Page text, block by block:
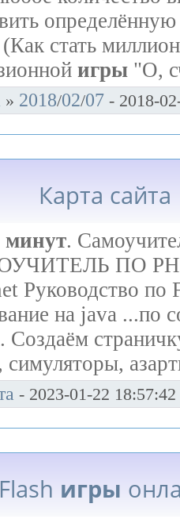
(Как стать
игры "О,
» 2018/02/07 - 2018-
Карта сайта
минут.
ПО
Руководство по
на java ...по
Создаём
симуляторы,
- 2023-01-22 18:57:42
Flash игры